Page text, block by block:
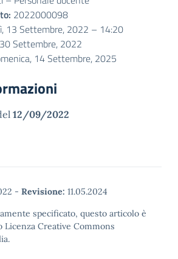
2022000098
13 Settembre, 2022 – 14:20
Settembre, 2022
14 Settembre, 2025
12/09/2022
- Revisione: 11.05.2024
specificato, questo articolo è
Licenza Creative Commons